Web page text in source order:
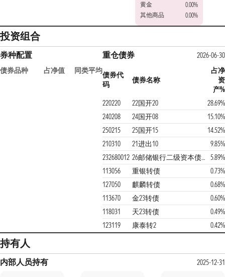
黄金
0.00%
其他商品
0.00%
投资组合
券种配置
债券品种 占净值 同类平均
重仓债券 2026-06-30
债券代
码
债券名称
占净
资
产%
220220
22国开20
28.69%
240208
24国开08
15.10%
250215
25国开15
14.52%
210310
21进出10
9.85%
232680012
26邮储银行二级资本债01BC
5.89%
113056
重银转债
0.73%
127050
麒麟转债
0.68%
113670
金23转债
0.60%
118031
天23转债
0.49%
123119
康泰转2 0.42%
持有人
内部人员持有 2025-12-31